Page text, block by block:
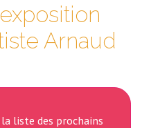
Arnaud
liste des prochains